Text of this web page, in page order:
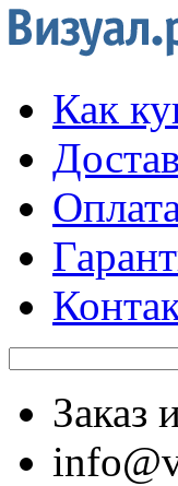
Как
Заказ